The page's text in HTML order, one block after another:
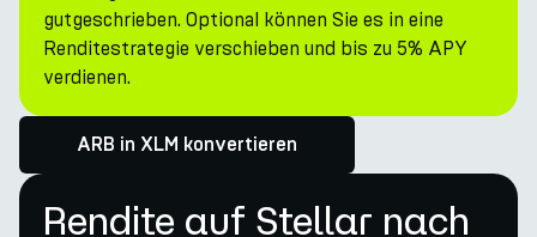
gutgeschrieben. Optional können Sie es in eine
Renditestrategie verschieben und bis zu 5% APY
verdienen.
ARB in XLM konvertieren
Rendite auf Stellar nach